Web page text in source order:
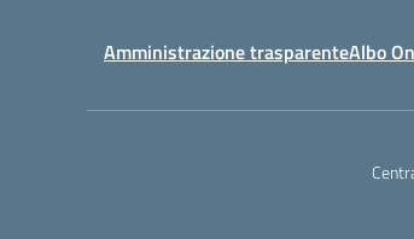
Amministrazione trasparenteAlbo